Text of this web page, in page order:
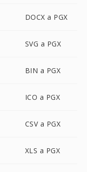
DOCX a PGX
SVG a PGX
BIN a PGX
ICO a PGX
CSV a PGX
XLS a PGX